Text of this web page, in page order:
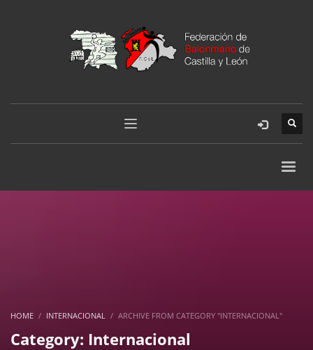
HOME INTERNACIONAL ARCHIVE FROM CATEGORY "INTERNACIONAL"
Category: Internacional